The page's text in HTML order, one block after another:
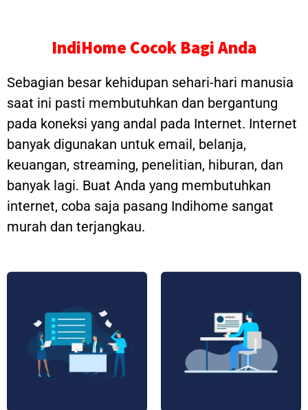
IndiHome Cocok Bagi Anda
Sebagian besar kehidupan sehari-hari manusia
saat ini pasti membutuhkan dan bergantung
pada koneksi yang andal pada Internet. Internet
banyak digunakan untuk email, belanja,
keuangan, streaming, penelitian, hiburan, dan
banyak lagi. Buat Anda yang membutuhkan
internet, coba saja pasang Indihome sangat
murah dan terjangkau.